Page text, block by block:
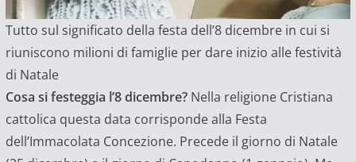
Tutto sul significato della festa dell’8 dicembre in cui si
riuniscono milioni di famiglie per dare inizio alle festività
di Natale
Cosa si festeggia l’8 dicembre? Nella religione Cristiana
cattolica questa data corrisponde alla Festa
dell’Immacolata Concezione. Precede il giorno di Natale